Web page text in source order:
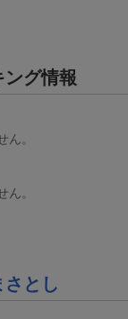
ング情報
ん。
ん。
さとし